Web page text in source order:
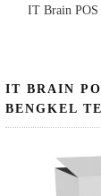
IT Brain
IT BRAIN
BENGKEL